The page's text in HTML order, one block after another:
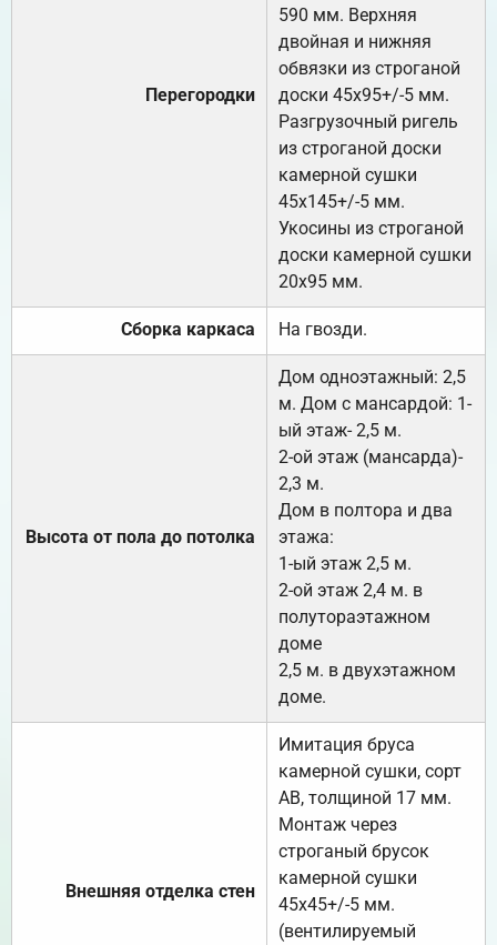
Перегородки
590 мм. Верхняя
двойная и нижняя
обвязки из строганой
доски 45х95+/-5 мм.
Разгрузочный ригель
из строганой доски
камерной сушки
45х145+/-5 мм.
Укосины из строганой
доски камерной сушки
20х95 мм.
Сборка каркаса На гвозди.
Высота от пола до потолка
Дом одноэтажный: 2,5
м. Дом с мансардой: 1-
ый этаж- 2,5 м.
2-ой этаж (мансарда)-
2,3 м.
Дом в полтора и два
этажа:
1-ый этаж 2,5 м.
2-ой этаж 2,4 м. в
полутораэтажном
доме
2,5 м. в двухэтажном
доме.
Внешняя отделка стен
Имитация бруса
камерной сушки, сорт
АВ, толщиной 17 мм.
Монтаж через
строганый брусок
камерной сушки
45х45+/-5 мм.
(вентилируемый